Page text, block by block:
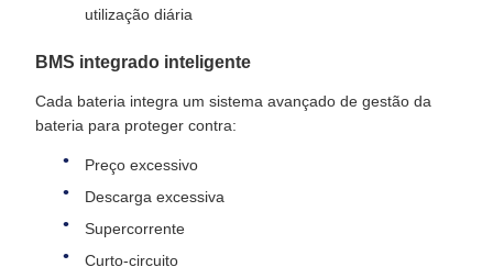
utilização diária
BMS integrado inteligente
Cada bateria integra um sistema avançado de gestão da
bateria para proteger contra:
Preço excessivo
Descarga excessiva
Supercorrente
Curto-circuito